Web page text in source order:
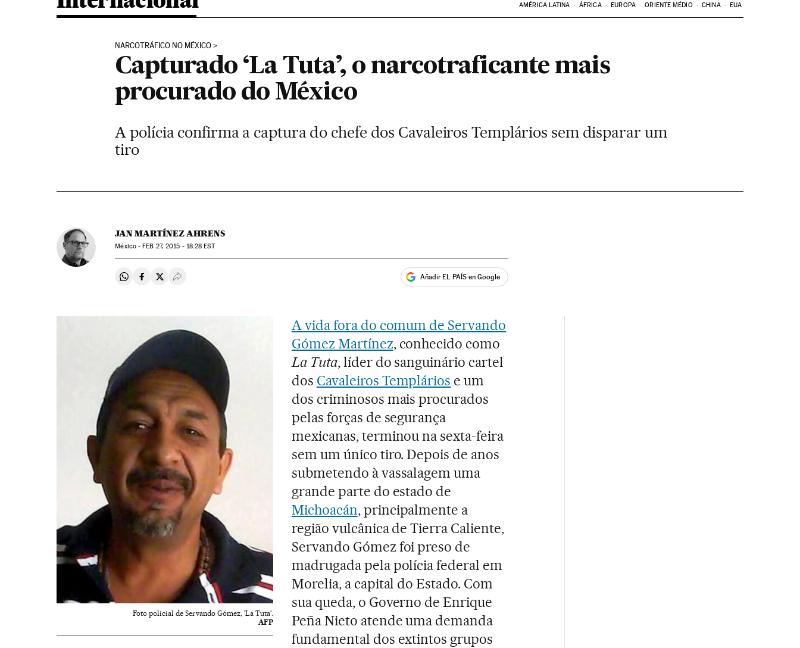
AMÉRICA LATINA ÁFRICA EUROPA ORIENTE MÉDIO CHINA EUA
NARCOTRÁFICO NO MÉXICO
Capturado ‘La Tuta’, o narcotraficante mais
procurado do México
A polícia confirma a captura do chefe dos Cavaleiros Templários sem disparar um
tiro
JAN MARTÍNEZ AHRENS
México -FEB 27, 2015 - 18:28 EST
Compartir en Whatsapp
Compartir en Facebook
Compartir en Twitter
Desplegar Redes Sociales Añadir EL PAÍS en Google
Foto policial de Servando Gómez, 'La Tuta'.
AFP
A vida fora do comum de Servando
Gómez Martínez, conhecido como
La Tuta, líder do sanguinário cartel
dos Cavaleiros Templários e um
dos criminosos mais procurados
pelas forças de segurança
mexicanas, terminou na sexta-feira
sem um único tiro. Depois de anos
submetendo à vassalagem uma
grande parte do estado de
Michoacán, principalmente a
região vulcânica de Tierra Caliente,
Servando Gómez foi preso de
madrugada pela polícia federal em
Morelia, a capital do Estado. Com
sua queda, o Governo de Enrique
Peña Nieto atende uma demanda
fundamental dos extintos grupos